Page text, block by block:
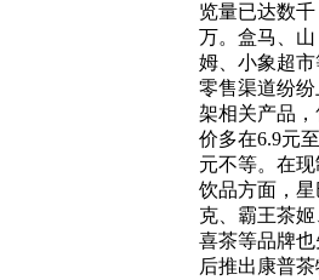
览量已达数千
万。盒马、山
姆、小象超市
零售渠道纷纷
架相关产品，
价多在6.9元
元不等。在现
饮品方面，星
克、霸王茶姬
喜茶等品牌也
后推出康普